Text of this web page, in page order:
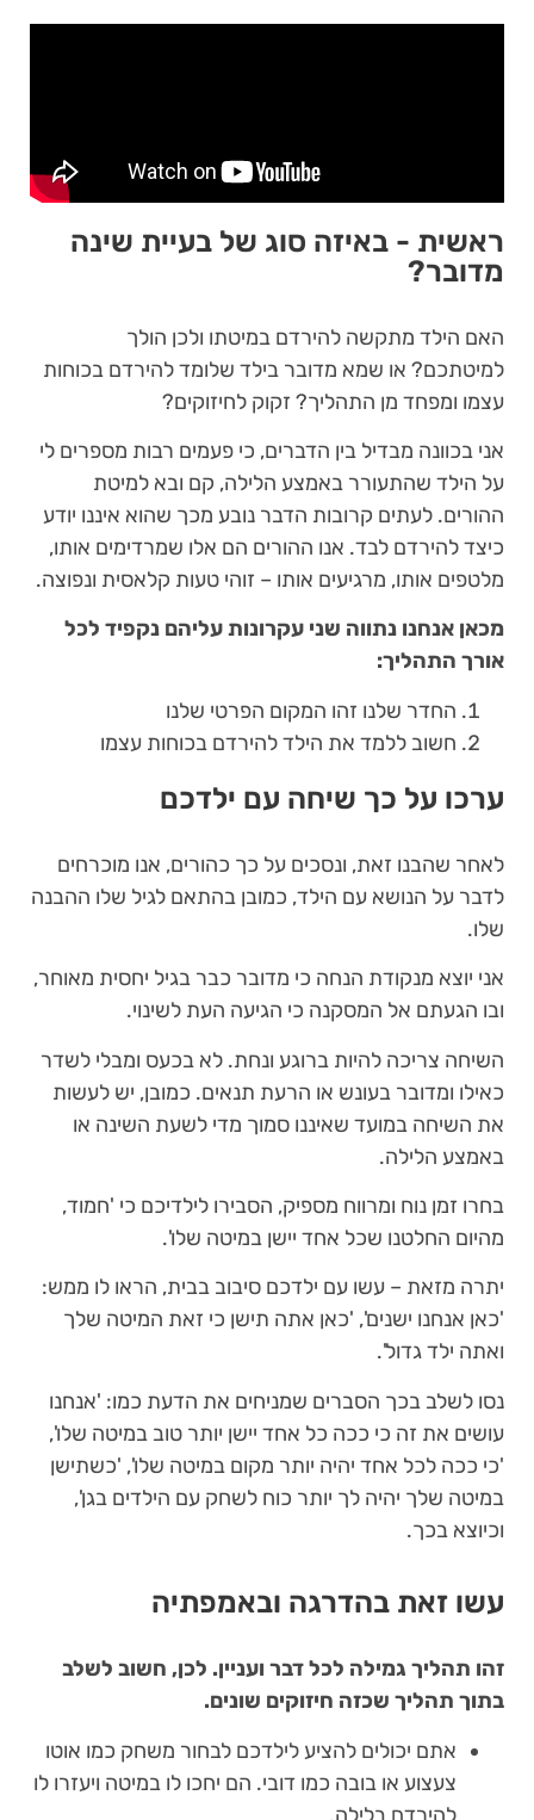
ראשית - באיזה סוג של בעיית שינה
מדובר?
האם הילד מתקשה להירדם במיטתו ולכן הולך
למיטתכם? או שמא מדובר בילד שלומד להירדם בכוחות
עצמו ומפחד מן התהליך? זקוק לחיזוקים?
אני בכוונה מבדיל בין הדברים, כי פעמים רבות מספרים לי
על הילד שהתעורר באמצע הלילה, קם ובא למיטת
ההורים. לעתים קרובות הדבר נובע מכך שהוא איננו יודע
כיצד להירדם לבד. אנו ההורים הם אלו שמרדימים אותו,
מלטפים אותו, מרגיעים אותו – זוהי טעות קלאסית ונפוצה.
מכאן אנחנו נתווה שני עקרונות עליהם נקפיד לכל
אורך התהליך:
החדר שלנו זהו המקום הפרטי שלנו
חשוב ללמד את הילד להירדם בכוחות עצמו
ערכו על כך שיחה עם ילדכם
לאחר שהבנו זאת, ונסכים על כך כהורים, אנו מוכרחים
לדבר על הנושא עם הילד, כמובן בהתאם לגיל שלו ההבנה
שלו.
אני יוצא מנקודת הנחה כי מדובר כבר בגיל יחסית מאוחר,
ובו הגעתם אל המסקנה כי הגיעה העת לשינוי.
השיחה צריכה להיות ברוגע ונחת. לא בכעס ומבלי לשדר
כאילו ומדובר בעונש או הרעת תנאים. כמובן, יש לעשות
את השיחה במועד שאיננו סמוך מדי לשעת השינה או
באמצע הלילה.
בחרו זמן נוח ומרווח מספיק, הסבירו לילדיכם כי 'חמוד,
מהיום החלטנו שכל אחד יישן במיטה שלו'.
יתרה מזאת – עשו עם ילדכם סיבוב בבית, הראו לו ממש:
'כאן אנחנו ישנים', 'כאן אתה תישן כי זאת המיטה שלך
ואתה ילד גדול'.
נסו לשלב בכך הסברים שמניחים את הדעת כמו: 'אנחנו
עושים את זה כי ככה כל אחד יישן יותר טוב במיטה שלו',
'כי ככה לכל אחד יהיה יותר מקום במיטה שלו', 'כשתישן
במיטה שלך יהיה לך יותר כוח לשחק עם הילדים בגן',
וכיוצא בכך.
עשו זאת בהדרגה ובאמפתיה
זהו תהליך גמילה לכל דבר ועניין. לכן, חשוב לשלב
בתוך תהליך שכזה חיזוקים שונים.
אתם יכולים להציע לילדכם לבחור משחק כמו אוטו
צעצוע או בובה כמו דובי. הם יחכו לו במיטה ויעזרו לו